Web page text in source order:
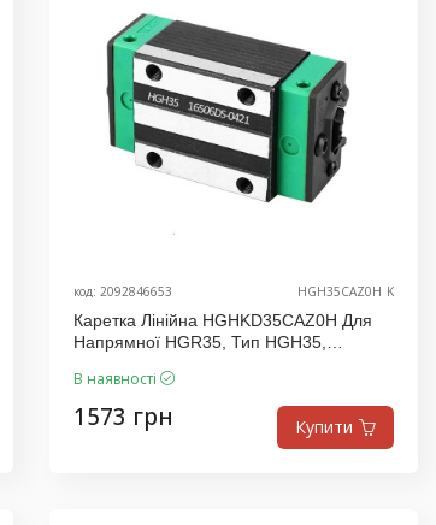
код: 2092846653 HGH35CAZ0H_K
Каретка Лінійна HGHKD35CAZ0H Для
Напрямної HGR35, Тип HGH35,
В наявності
1573 грн Купити